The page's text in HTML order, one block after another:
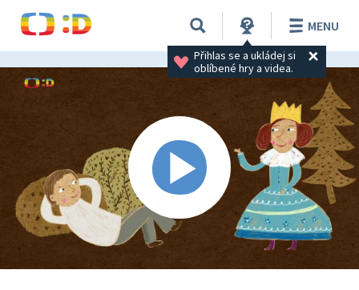
Přihlas se a ukládej si
oblíbené hry a videa.
MENU